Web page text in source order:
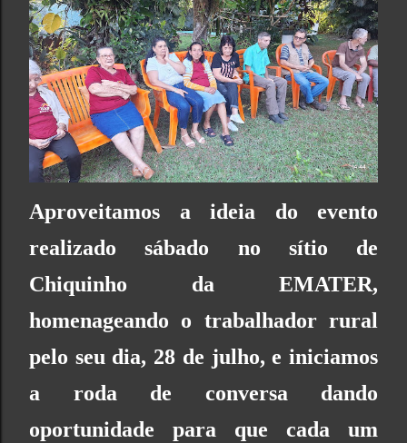
Aproveitamos a ideia do evento
realizado sábado no sítio de
Chiquinho da EMATER,
homenageando o trabalhador rural
pelo seu dia, 28 de julho, e iniciamos
a roda de conversa dando
oportunidade para que cada um